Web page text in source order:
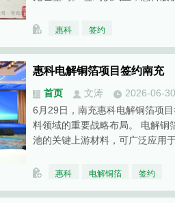
惠科 签约
惠科电解铜箔项目签约南充
首页 文涛
2026-06-30
6月29日，南充惠科电解铜箔项
料领域的重要战略布局。 电解铜
池的关键上游材料，可广泛应用
惠科 电解铜箔 签约